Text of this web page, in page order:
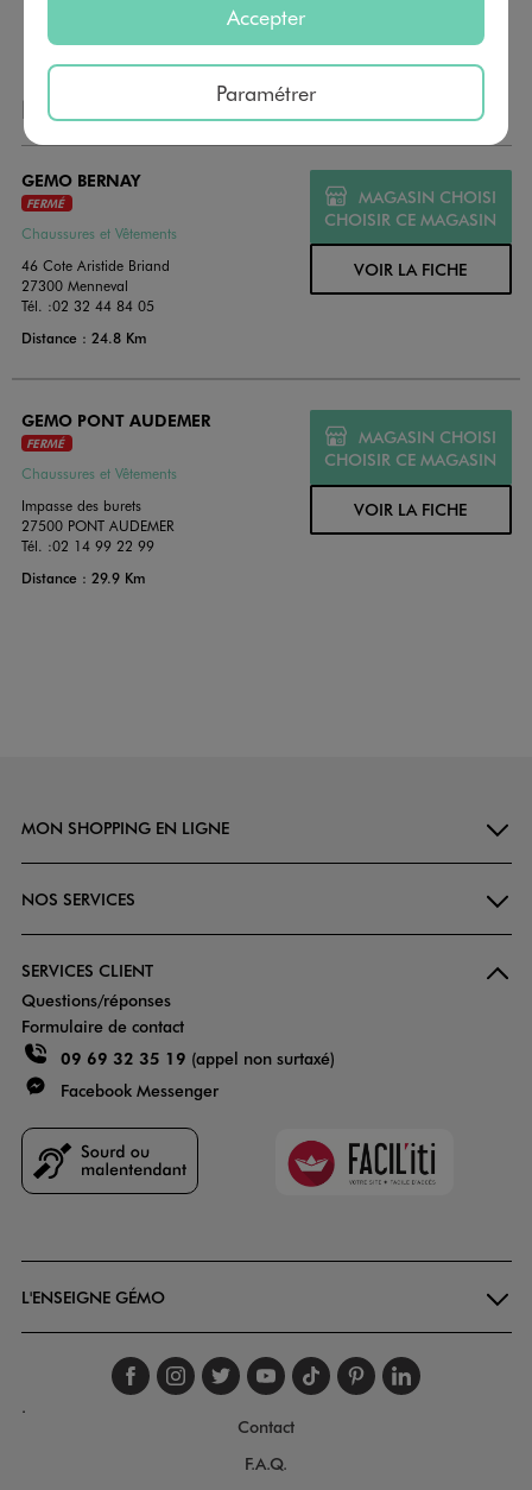
dans de jolies enveloppes pour toutes les occasions.
NOS AUTRES MAGASINS
GEMO BERNAY
FERMÉ
Chaussures et Vêtements
46 Cote Aristide Briand
27300 Menneval
Tél. :02 32 44 84 05
Distance : 24.8 Km
MAGASIN CHOISI
CHOISIR CE MAGASIN
VOIR LA FICHE
GEMO PONT AUDEMER
FERMÉ
Chaussures et Vêtements
Impasse des burets
27500 PONT AUDEMER
Tél. :02 14 99 22 99
Distance : 29.9 Km
MAGASIN CHOISI
CHOISIR CE MAGASIN
VOIR LA FICHE
MON SHOPPING EN LIGNE
NOS SERVICES
SERVICES CLIENT
Questions/réponses
Formulaire de contact
09 69 32 35 19 (appel non surtaxé)
Facebook Messenger
Faciliti
L'ENSEIGNE GÉMO
Suivez-nous sur
Suivez-nous sur
Suivez-nous sur
Suivez-nous
Suivez-nous
Suivez-
.
Contact
F.A.Q.
Accepter
Paramétrer